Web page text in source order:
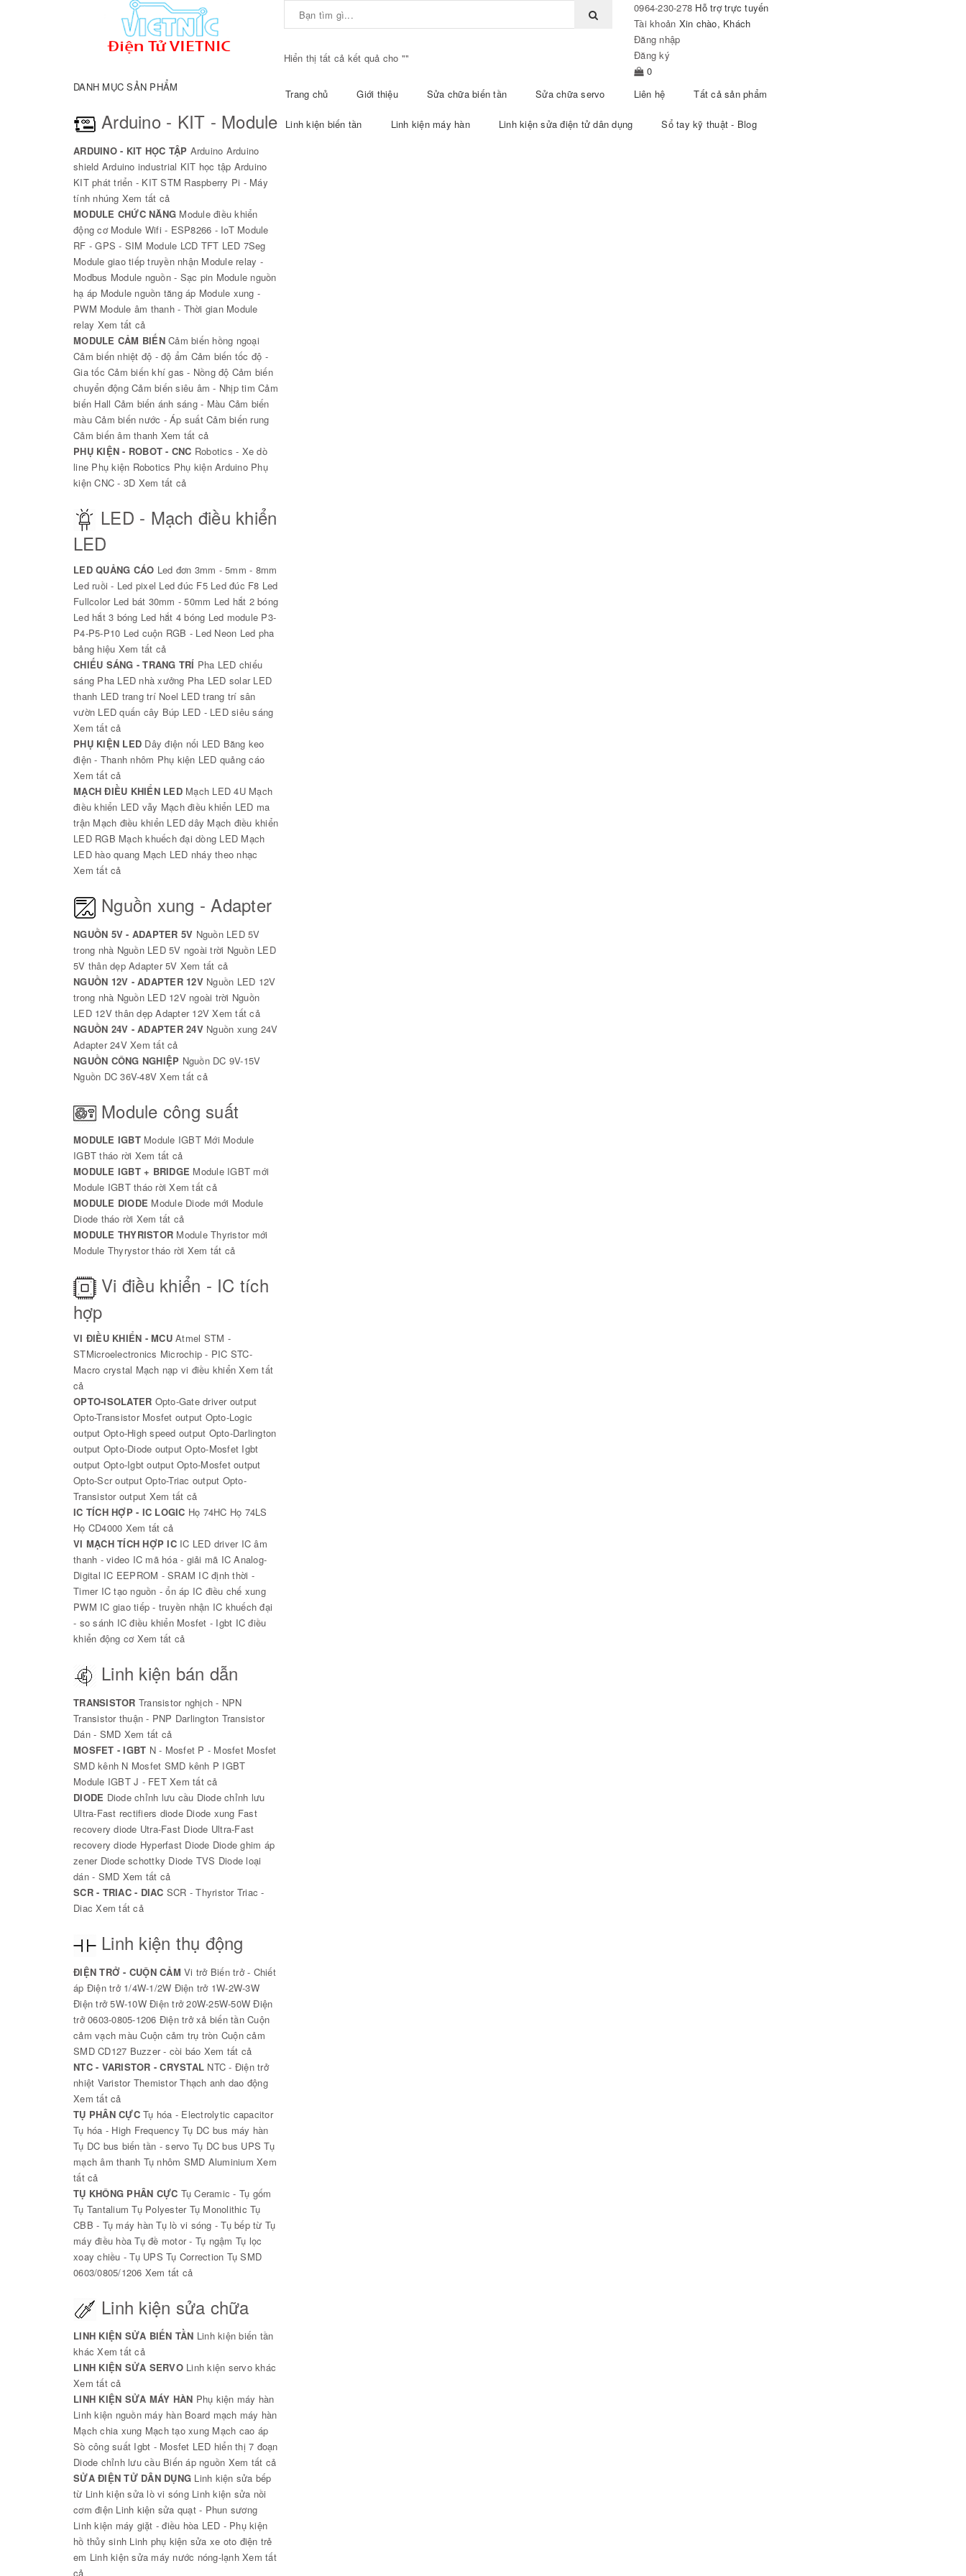
Hiển thị tất cả kết quả cho ""
0964-230-278 Hỗ trợ trực tuyến
Tài khoản Xin chào, Khách
Đăng nhập
Đăng ký
0
DANH MỤC SẢN PHẨM
Arduino - KIT - Module
ARDUINO - KIT HỌC TẬP Arduino Arduino
shield Arduino industrial KIT học tập Arduino
KIT phát triển - KIT STM Raspberry Pi - Máy
tính nhúng Xem tất cả
MODULE CHỨC NĂNG Module điều khiển
động cơ Module Wifi - ESP8266 - IoT Module
RF - GPS - SIM Module LCD TFT LED 7Seg
Module giao tiếp truyền nhận Module relay -
Modbus Module nguồn - Sạc pin Module nguồn
hạ áp Module nguồn tăng áp Module xung -
PWM Module âm thanh - Thời gian Module
relay Xem tất cả
MODULE CẢM BIẾN Cảm biến hồng ngoại
Cảm biến nhiệt độ - độ ẩm Cảm biến tốc độ -
Gia tốc Cảm biến khí gas - Nồng độ Cảm biến
chuyển động Cảm biến siêu âm - Nhịp tim Cảm
biến Hall Cảm biến ánh sáng - Màu Cảm biến
màu Cảm biến nước - Áp suất Cảm biến rung
Cảm biến âm thanh Xem tất cả
PHỤ KIỆN - ROBOT - CNC Robotics - Xe dò
line Phụ kiện Robotics Phụ kiện Arduino Phụ
kiện CNC - 3D Xem tất cả
LED - Mạch điều khiển
LED
LED QUẢNG CÁO Led đơn 3mm - 5mm - 8mm
Led ruồi - Led pixel Led đúc F5 Led đúc F8 Led
Fullcolor Led bát 30mm - 50mm Led hắt 2 bóng
Led hắt 3 bóng Led hắt 4 bóng Led module P3-
P4-P5-P10 Led cuộn RGB - Led Neon Led pha
bảng hiệu Xem tất cả
CHIẾU SÁNG - TRANG TRÍ Pha LED chiếu
sáng Pha LED nhà xưởng Pha LED solar LED
thanh LED trang trí Noel LED trang trí sân
vườn LED quấn cây Búp LED - LED siêu sáng
Xem tất cả
PHỤ KIỆN LED Dây điện nối LED Băng keo
điện - Thanh nhôm Phụ kiện LED quảng cáo
Xem tất cả
MẠCH ĐIỀU KHIỂN LED Mạch LED 4U Mạch
điều khiển LED vẫy Mạch điều khiển LED ma
trận Mạch điều khiển LED dây Mạch điều khiển
LED RGB Mạch khuếch đại dòng LED Mạch
LED hào quang Mạch LED nháy theo nhạc
Xem tất cả
Nguồn xung - Adapter
NGUỒN 5V - ADAPTER 5V Nguồn LED 5V
trong nhà Nguồn LED 5V ngoài trời Nguồn LED
5V thân dẹp Adapter 5V Xem tất cả
NGUỒN 12V - ADAPTER 12V Nguồn LED 12V
trong nhà Nguồn LED 12V ngoài trời Nguồn
LED 12V thân dẹp Adapter 12V Xem tất cả
NGUỒN 24V - ADAPTER 24V Nguồn xung 24V
Adapter 24V Xem tất cả
NGUỒN CÔNG NGHIỆP Nguồn DC 9V-15V
Nguồn DC 36V-48V Xem tất cả
Module công suất
MODULE IGBT Module IGBT Mới Module
IGBT tháo rời Xem tất cả
MODULE IGBT + BRIDGE Module IGBT mới
Module IGBT tháo rời Xem tất cả
MODULE DIODE Module Diode mới Module
Diode tháo rời Xem tất cả
MODULE THYRISTOR Module Thyristor mới
Module Thyrystor tháo rời Xem tất cả
Vi điều khiển - IC tích
hợp
VI ĐIỀU KHIỂN - MCU Atmel STM -
STMicroelectronics Microchip - PIC STC-
Macro crystal Mạch nạp vi điều khiển Xem tất
cả
OPTO-ISOLATER Opto-Gate driver output
Opto-Transistor Mosfet output Opto-Logic
output Opto-High speed output Opto-Darlington
output Opto-Diode output Opto-Mosfet Igbt
output Opto-Igbt output Opto-Mosfet output
Opto-Scr output Opto-Triac output Opto-
Transistor output Xem tất cả
IC TÍCH HỢP - IC LOGIC Họ 74HC Họ 74LS
Họ CD4000 Xem tất cả
VI MẠCH TÍCH HỢP IC IC LED driver IC âm
thanh - video IC mã hóa - giải mã IC Analog-
Digital IC EEPROM - SRAM IC định thời -
Timer IC tạo nguồn - ổn áp IC điều chế xung
PWM IC giao tiếp - truyền nhận IC khuếch đại
- so sánh IC điều khiển Mosfet - Igbt IC điều
khiển động cơ Xem tất cả
Linh kiện bán dẫn
TRANSISTOR Transistor nghịch - NPN
Transistor thuận - PNP Darlington Transistor
Dán - SMD Xem tất cả
MOSFET - IGBT N - Mosfet P - Mosfet Mosfet
SMD kênh N Mosfet SMD kênh P IGBT
Module IGBT J - FET Xem tất cả
DIODE Diode chỉnh lưu cầu Diode chỉnh lưu
Ultra-Fast rectifiers diode Diode xung Fast
recovery diode Utra-Fast Diode Ultra-Fast
recovery diode Hyperfast Diode Diode ghim áp
zener Diode schottky Diode TVS Diode loại
dán - SMD Xem tất cả
SCR - TRIAC - DIAC SCR - Thyristor Triac -
Diac Xem tất cả
Linh kiện thụ động
ĐIỆN TRỞ - CUỘN CẢM Vi trở Biến trở - Chiết
áp Điện trở 1/4W-1/2W Điện trở 1W-2W-3W
Điện trở 5W-10W Điện trở 20W-25W-50W Điện
trở 0603-0805-1206 Điện trở xả biến tần Cuộn
cảm vạch màu Cuộn cảm trụ tròn Cuộn cảm
SMD CD127 Buzzer - còi báo Xem tất cả
NTC - VARISTOR - CRYSTAL NTC - Điện trở
nhiệt Varistor Themistor Thạch anh dao động
Xem tất cả
TỤ PHÂN CỰC Tụ hóa - Electrolytic capacitor
Tụ hóa - High Frequency Tụ DC bus máy hàn
Tụ DC bus biến tần - servo Tụ DC bus UPS Tụ
mạch âm thanh Tụ nhôm SMD Aluminium Xem
tất cả
TỤ KHÔNG PHÂN CỰC Tụ Ceramic - Tụ gốm
Tụ Tantalium Tụ Polyester Tụ Monolithic Tụ
CBB - Tụ máy hàn Tụ lò vi sóng - Tụ bếp từ Tụ
máy điều hòa Tụ đề motor - Tụ ngậm Tụ lọc
xoay chiều - Tụ UPS Tụ Correction Tụ SMD
0603/0805/1206 Xem tất cả
Linh kiện sửa chữa
LINH KIỆN SỬA BIẾN TẦN Linh kiện biến tần
khác Xem tất cả
LINH KIỆN SỬA SERVO Linh kiện servo khác
Xem tất cả
LINH KIỆN SỬA MÁY HÀN Phụ kiện máy hàn
Linh kiện nguồn máy hàn Board mạch máy hàn
Mạch chia xung Mạch tạo xung Mạch cao áp
Sò công suất Igbt - Mosfet LED hiển thị 7 đoạn
Diode chỉnh lưu cầu Biến áp nguồn Xem tất cả
SỬA ĐIỆN TỬ DÂN DỤNG Linh kiện sửa bếp
từ Linh kiện sửa lò vi sóng Linh kiện sửa nồi
cơm điện Linh kiện sửa quạt - Phun sương
Linh kiện máy giặt - điều hòa LED - Phụ kiện
hồ thủy sinh Linh phụ kiện sửa xe oto điện trẻ
em Linh kiện sửa máy nước nóng-lạnh Xem tất
cả
Trang chủ Giới thiệu Sửa chữa biến tần Sửa chữa servo Liên hệ Tất cả sản phẩm
Linh kiện biến tần Linh kiện máy hàn Linh kiện sửa điện tử dân dụng Sổ tay kỹ thuật - Blog